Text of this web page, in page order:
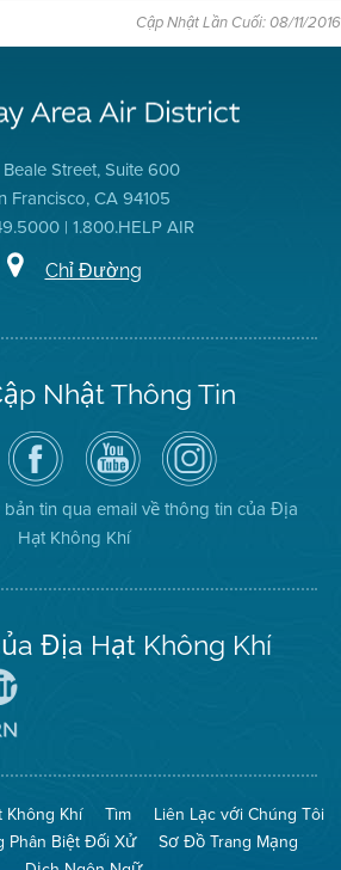
Cập Nhật Lần Cuối: 08/11/2016
Street, Suite 600
Francisco, CA 94105
| 1.800.HELP AIR
Chỉ Đường
Nhật Thông Tin
Truy
cập
Trang
Facebook
của
Địa
Hạt
Kênh
YouTube
của
Địa
Hạt
Không
Khí
Air
District
on
Instagram
bản tin qua email về thông tin của Địa
Hạt Không Khí
Địa Hạt Không Khí
The
(Bảo
Toàn
Không
Khí)
Mạng
No
Burn
(Không
Đốt)
Khí Tìm
Liên Lạc với Chúng Tôi
Phân Biệt Đối Xử
Sơ Đồ Trang Mạng